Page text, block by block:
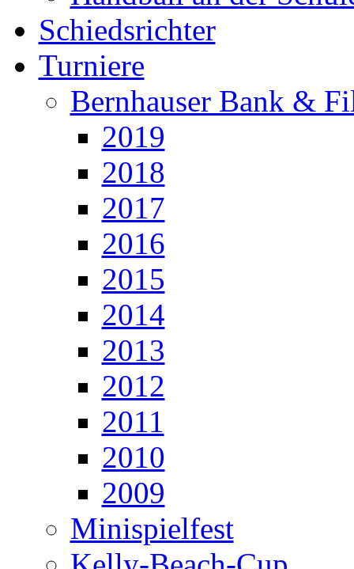
Schiedsrichter
Turniere
Bernhauser Bank &
2019
2018
2017
2016
2015
2014
2013
2012
2011
2010
2009
Minispielfest